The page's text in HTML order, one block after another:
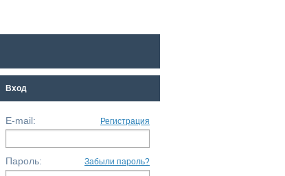
Вход
E-mail: Регистрация
Пароль: Забыли пароль?